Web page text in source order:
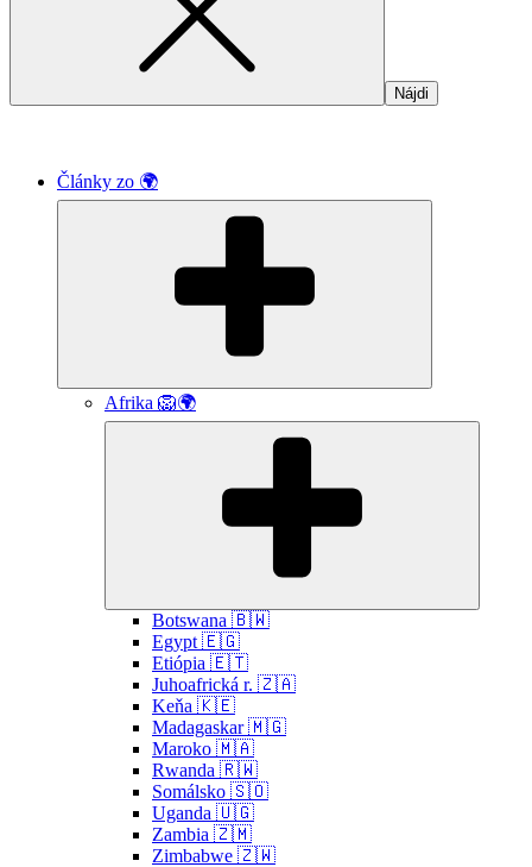
Články zo 🌍
Afrika 🦁🌍
Botswana 🇧🇼
Egypt 🇪🇬
Etiópia 🇪🇹
Juhoafrická r. 🇿🇦
Keňa 🇰🇪
Madagaskar 🇲🇬
Maroko 🇲🇦
Rwanda 🇷🇼
Somálsko 🇸🇴
Uganda 🇺🇬
Zambia 🇿🇲
Zimbabwe 🇿🇼